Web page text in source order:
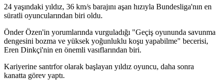
24 yaşındaki yıldız, 36 km/s barajını aşan hızıyla Bundesliga'nın en
süratli oyuncularından biri oldu.
Önder Özen'in yorumlarında vurguladığı "Geçiş oyununda savunma
dengesini bozma ve yüksek yoğunluklu koşu yapabilme" becerisi,
Eren Dinkçi'nin en önemli vasıflarından biri.
Kariyerine santrfor olarak başlayan yıldız oyuncu, daha sonra
kanatta görev yaptı.